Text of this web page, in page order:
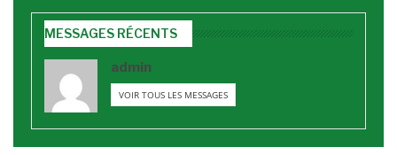
MESSAGES RÉCENTS
admin
VOIR TOUS LES MESSAGES